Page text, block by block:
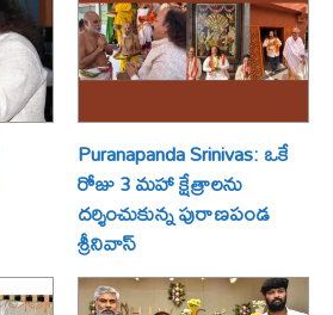
Puranapanda Srinivas: ఒకే
రోజు 3 మహా క్షేత్రాలను
దర్శించుకున్న పురాణపండ
శ్రీనివాస్